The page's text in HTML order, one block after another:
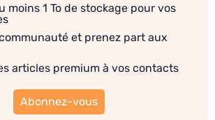
moins 1 To de stockage pour vos
et prenez part aux
articles premium à vos contacts
Abonnez-vous